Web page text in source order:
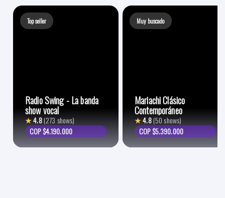
Top seller
Radio Swing - La banda
show vocal
★4.8(273 shows)
COP $4.190.000
Muy buscado
Mariachi Clásico
Contemporáneo
★4.8(50 shows)
COP $5.390.000